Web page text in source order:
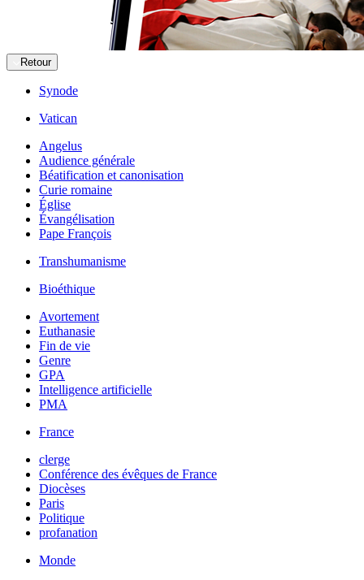
Retour
Synode
Vatican
Angelus
Audience générale
Béatification et canonisation
Curie romaine
Église
Évangélisation
Pape François
Transhumanisme
Bioéthique
Avortement
Euthanasie
Fin de vie
Genre
GPA
Intelligence artificielle
PMA
France
clerge
Conférence des évêques de France
Diocèses
Paris
Politique
profanation
Monde